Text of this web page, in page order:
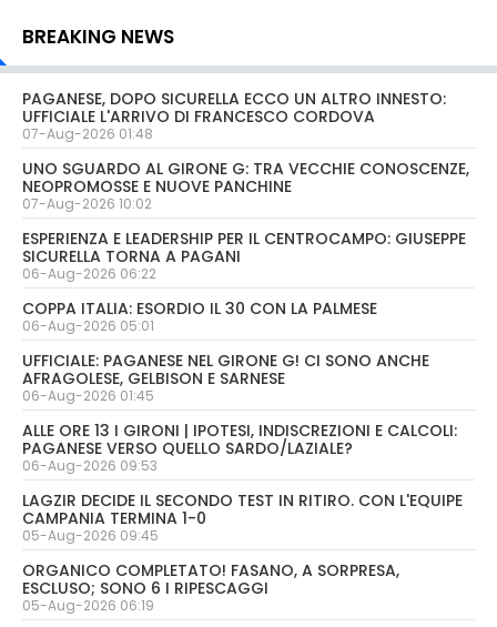
BREAKING NEWS
PAGANESE, DOPO SICURELLA ECCO UN ALTRO INNESTO:
UFFICIALE L'ARRIVO DI FRANCESCO CORDOVA
07-Aug-2026 01:48
UNO SGUARDO AL GIRONE G: TRA VECCHIE CONOSCENZE,
NEOPROMOSSE E NUOVE PANCHINE
07-Aug-2026 10:02
ESPERIENZA E LEADERSHIP PER IL CENTROCAMPO: GIUSEPPE
SICURELLA TORNA A PAGANI
06-Aug-2026 06:22
COPPA ITALIA: ESORDIO IL 30 CON LA PALMESE
06-Aug-2026 05:01
UFFICIALE: PAGANESE NEL GIRONE G! CI SONO ANCHE
AFRAGOLESE, GELBISON E SARNESE
06-Aug-2026 01:45
ALLE ORE 13 I GIRONI | IPOTESI, INDISCREZIONI E CALCOLI:
PAGANESE VERSO QUELLO SARDO/LAZIALE?
06-Aug-2026 09:53
LAGZIR DECIDE IL SECONDO TEST IN RITIRO. CON L'EQUIPE
CAMPANIA TERMINA 1-0
05-Aug-2026 09:45
ORGANICO COMPLETATO! FASANO, A SORPRESA,
ESCLUSO; SONO 6 I RIPESCAGGI
05-Aug-2026 06:19